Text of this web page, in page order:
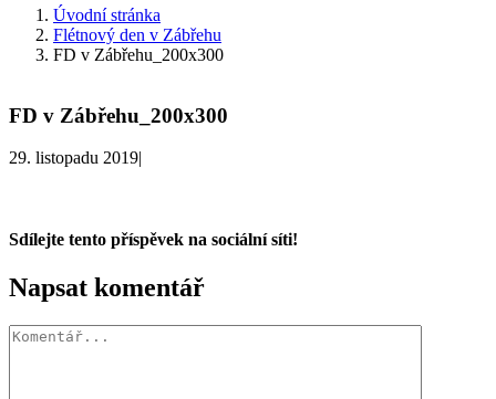
Úvodní stránka
Flétnový den v Zábřehu
FD v Zábřehu_200x300
FD v Zábřehu_200x300
29. listopadu 2019|
Sdílejte tento příspěvek na sociální síti!
Facebook
X
WhatsApp
Napsat komentář
Komentář